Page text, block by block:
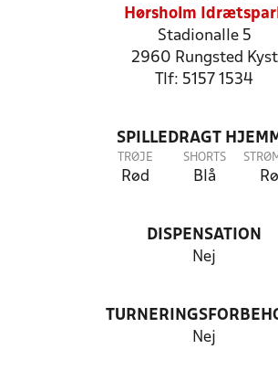
Hørsholm
Stadionalle 5
2960 Rungsted Kyst
Tlf: 5157 1534
SPILLEDRAGT
TRØJE
Rød
SHORTS
Blå
DISPENSATION
Nej
Nej